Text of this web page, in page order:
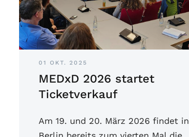
01 OKT. 2025
MEDxD 2026 startet
Ticketverkauf
Am 19. und 20. März 2026 findet in